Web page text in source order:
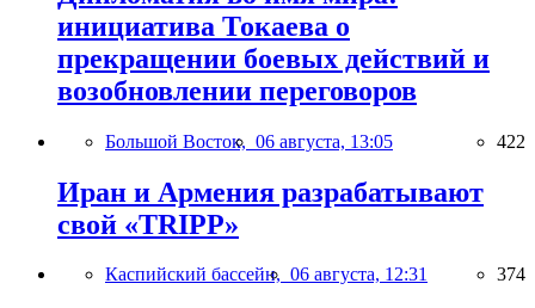
инициатива Токаева о
прекращении боевых действий и
возобновлении переговоров
Большой Восток, 06 августа, 13:05 422
Иран и Армения разрабатывают
свой «TRIPP»
Каспийский бассейн, 06 августа, 12:31 374